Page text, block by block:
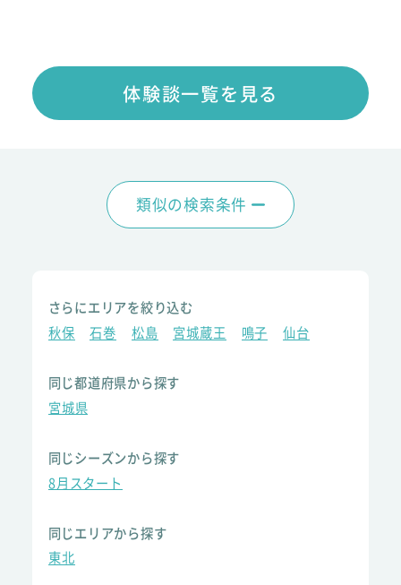
体験談一覧を見る
類似の検索条件
さらにエリアを絞り込む
秋保
石巻 松島 宮城蔵王 鳴子 仙台
同じ都道府県から探す
宮城県
同じシーズンから探す
8月スタート
同じエリアから探す
東北